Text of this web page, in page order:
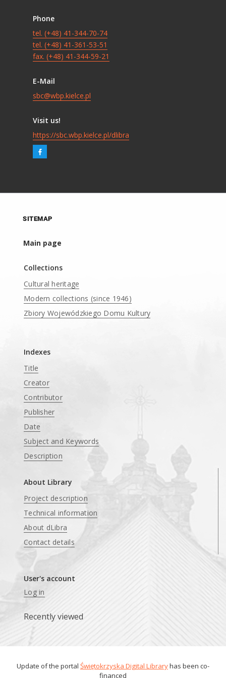
Phone
tel. (+48) 41-344-70-74
tel. (+48) 41-361-53-51
fax. (+48) 41-344-59-21
E-Mail
sbc@wbp.kielce.pl
Visit us!
https://sbc.wbp.kielce.pl/dlibra
SITEMAP
Main page
Collections
Cultural heritage
Modern collections (since 1946)
Zbiory Wojewódzkiego Domu Kultury
Indexes
Title
Creator
Contributor
Publisher
Date
Subject and Keywords
Description
About Library
Project description
Technical information
About dLibra
Contact details
User's account
Log in
Recently viewed
Update of the portal Świętokrzyska Digital Libraryhas been co-
financed